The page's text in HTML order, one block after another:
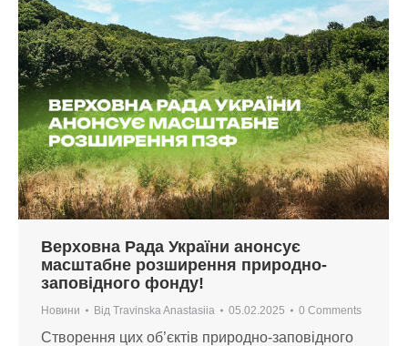
Верховна Рада України анонсує
масштабне розширення природно-
заповідного фонду!
Новини Від Travinska Anastasiia 05.02.2025 0 Comments
Створення цих об’єктів природно-заповідного